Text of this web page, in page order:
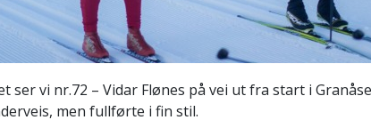
ser vi nr.72 – Vidar Flønes på vei ut fra start i
men fullførte i fin stil.